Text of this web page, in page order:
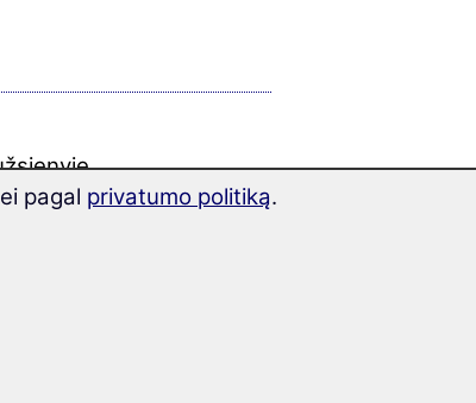
metodų, daug testų ir
pagal privatumo politiką.